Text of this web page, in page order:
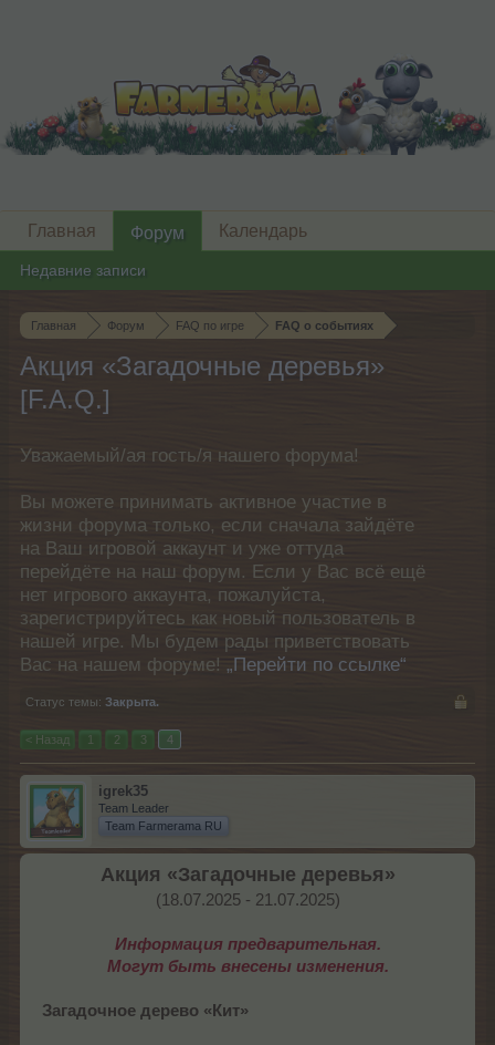
Главная Форум FAQ по игре FAQ о событиях
Акция «Загадочные деревья»
[F.A.Q.]
Уважаемый/ая гость/я нашего форума!
Вы можете принимать активное участие в
жизни форума только, если сначала зайдёте
на Ваш игровой аккаунт и уже оттуда
перейдёте на наш форум. Если у Вас всё ещё
нет игрового аккаунта, пожалуйста,
зарегистрируйтесь как новый пользователь в
нашей игре. Мы будем рады приветствовать
Вас на нашем форуме! „Перейти по ссылке“
Статус темы: Закрыта.
< Назад 1 2 3 4
igrek35
Team Leader
Team Farmerama RU
Акция «Загадочные деревья»
(18.07.2025 - 21.07.2025)​
Информация предварительная.
Могут быть внесены изменения.
Загадочное дерево «Кит»
Главная Форум
Недавние записи
Календарь